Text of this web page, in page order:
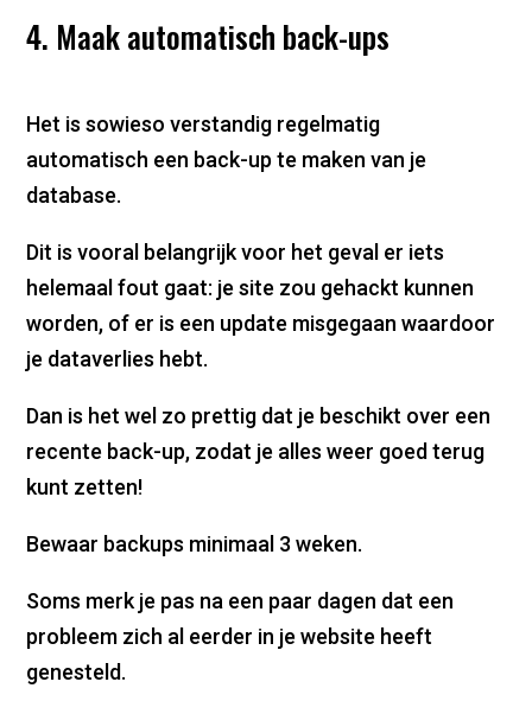
4. Maak automatisch back-ups
Het is sowieso verstandig regelmatig
automatisch een back-up te maken van je
database.
Dit is vooral belangrijk voor het geval er iets
helemaal fout gaat: je site zou gehackt kunnen
worden, of er is een update misgegaan waardoor
je dataverlies hebt.
Dan is het wel zo prettig dat je beschikt over een
recente back-up, zodat je alles weer goed terug
kunt zetten!
Bewaar backups minimaal 3 weken.
Soms merk je pas na een paar dagen dat een
probleem zich al eerder in je website heeft
genesteld.